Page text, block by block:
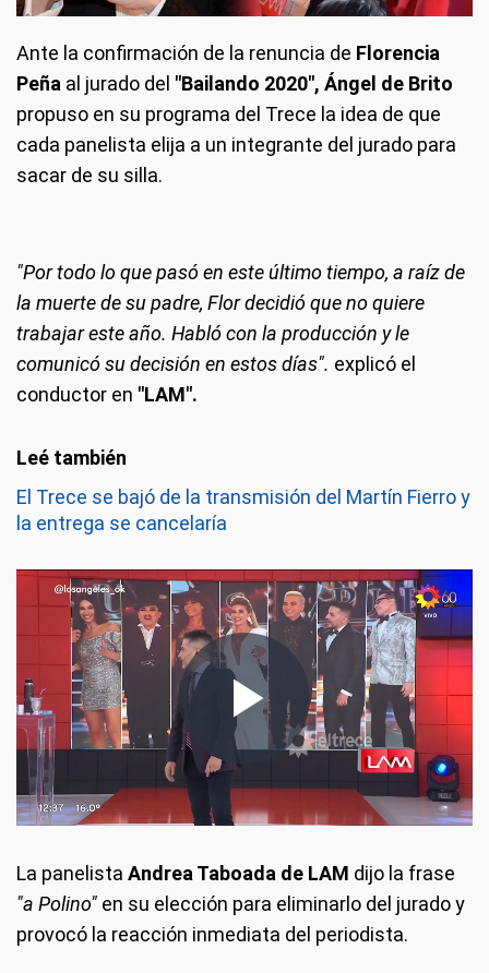
Ante la confirmación de la renuncia de Florencia
Peña al jurado del "Bailando 2020", Ángel de Brito
propuso en su programa del Trece la idea de que
cada panelista elija a un integrante del jurado para
sacar de su silla.
"Por todo lo que pasó en este último tiempo, a raíz de
la muerte de su padre, Flor decidió que no quiere
trabajar este año. Habló con la producción y le
comunicó su decisión en estos días". explicó el
conductor en "LAM".
El Trece se bajó de la transmisión del Martín Fierro y
la entrega se cancelaría
La panelista Andrea Taboada de LAM dijo la frase
"a Polino" en su elección para eliminarlo del jurado y
provocó la reacción inmediata del periodista.